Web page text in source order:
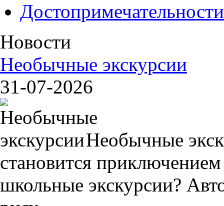
Достопримечательности
Новости
Необычные экскурсии
31-07-2026
Необычные
становится
школьные экскурсии?